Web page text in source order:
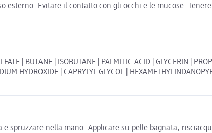
esterno. Evitare il contatto con gli occhi e le mucose.
| BUTANE | ISOBUTANE | PALMITIC ACID | GLYCERIN |
HYDROXIDE | CAPRYLYL GLYCOL |
spruzzare nella mano. Applicare su pelle bagnata,